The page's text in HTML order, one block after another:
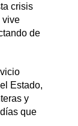
crisis
vive
de
Estado,
y
que